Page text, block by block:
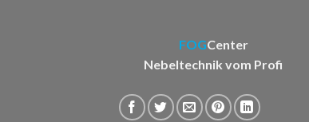
FOGCenter
Nebeltechnik vom Profi